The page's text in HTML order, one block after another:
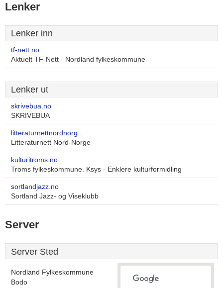
Lenker
Lenker inn
tf-nett.no
Aktuelt TF-Nett - Nordland fylkeskommune
Lenker ut
skrivebua.no
SKRIVEBUA
litteraturnettnordnorg..
Litteraturnett Nord-Norge
kulturitroms.no
Troms fylkeskommune. Ksys - Enklere kulturformidling
sortlandjazz.no
Sortland Jazz- og Viseklubb
Server
Server Sted
Nordland Fylkeskommune
Bodo